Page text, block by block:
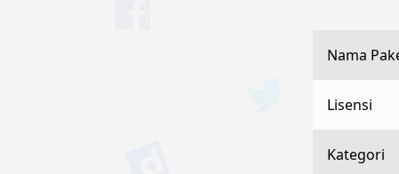
Nama
Lisensi
Kategori